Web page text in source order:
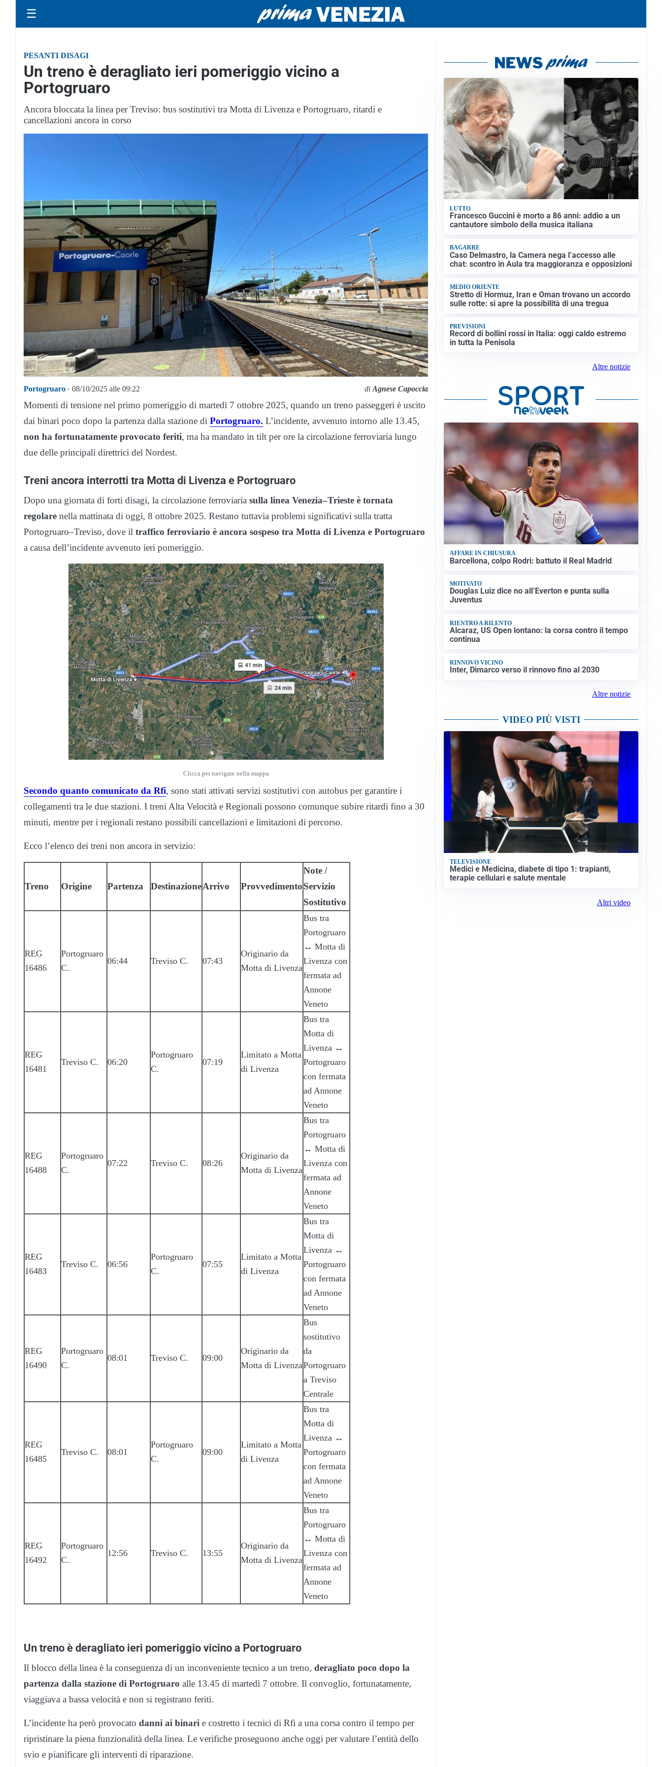
☰
PESANTI DISAGI
Un treno è deragliato ieri pomeriggio vicino a
Portogruaro
Ancora bloccata la linea per Treviso: bus sostitutivi tra Motta di Livenza e Portogruaro, ritardi e
cancellazioni ancora in corso
Portogruaro · 08/10/2025 alle 09:22 diAgnese Capoccia
Momenti di tensione nel primo pomeriggio di martedì 7 ottobre 2025, quando un treno passeggeri è uscito
dai binari poco dopo la partenza dalla stazione di Portogruaro. L’incidente, avvenuto intorno alle 13.45,
non ha fortunatamente provocato feriti, ma ha mandato in tilt per ore la circolazione ferroviaria lungo
due delle principali direttrici del Nordest.
Treni ancora interrotti tra Motta di Livenza e Portogruaro
Dopo una giornata di forti disagi, la circolazione ferroviaria sulla linea Venezia–Trieste è tornata
regolare nella mattinata di oggi, 8 ottobre 2025. Restano tuttavia problemi significativi sulla tratta
Portogruaro–Treviso, dove il traffico ferroviario è ancora sospeso tra Motta di Livenza e Portogruaro
a causa dell’incidente avvenuto ieri pomeriggio.
Clicca per navigare nella mappa
Secondo quanto comunicato da Rfi, sono stati attivati servizi sostitutivi con autobus per garantire i
collegamenti tra le due stazioni. I treni Alta Velocità e Regionali possono comunque subire ritardi fino a 30
minuti, mentre per i regionali restano possibili cancellazioni e limitazioni di percorso.
Ecco l’elenco dei treni non ancora in servizio:
Treno Origine Partenza DestinazioneArrivo Provvedimento
Note /
Servizio
Sostitutivo
REG
16486
Portogruaro
C.
06:44 Treviso C. 07:43
Originario da
Motta di Livenza
Bus tra
Portogruaro
↔ Motta di
Livenza con
fermata ad
Annone
Veneto
REG
16481
Treviso C. 06:20
Portogruaro
C.
07:19
Limitato a Motta
di Livenza
Bus tra
Motta di
Livenza ↔
Portogruaro
con fermata
ad Annone
Veneto
REG
16488
Portogruaro
C.
07:22 Treviso C. 08:26
Originario da
Motta di Livenza
Bus tra
Portogruaro
↔ Motta di
Livenza con
fermata ad
Annone
Veneto
REG
16483
Treviso C. 06:56
Portogruaro
C.
07:55
Limitato a Motta
di Livenza
Bus tra
Motta di
Livenza ↔
Portogruaro
con fermata
ad Annone
Veneto
REG
16490
Portogruaro
C.
08:01 Treviso C. 09:00
Originario da
Motta di Livenza
Bus
sostitutivo
da
Portogruaro
a Treviso
Centrale
REG
16485
Treviso C. 08:01
Portogruaro
C.
09:00
Limitato a Motta
di Livenza
Bus tra
Motta di
Livenza ↔
Portogruaro
con fermata
ad Annone
Veneto
REG
16492
Portogruaro
C.
12:56 Treviso C. 13:55
Originario da
Motta di Livenza
Bus tra
Portogruaro
↔ Motta di
Livenza con
fermata ad
Annone
Veneto
Un treno è deragliato ieri pomeriggio vicino a Portogruaro
Il blocco della linea è la conseguenza di un inconveniente tecnico a un treno, deragliato poco dopo la
partenza dalla stazione di Portogruaro alle 13.45 di martedì 7 ottobre. Il convoglio, fortunatamente,
viaggiava a bassa velocità e non si registrano feriti.
L’incidente ha però provocato danni ai binari e costretto i tecnici di Rfi a una corsa contro il tempo per
ripristinare la piena funzionalità della linea. Le verifiche proseguono anche oggi per valutare l’entità dello
svio e pianificare gli interventi di riparazione.
LUTTO
Francesco Guccini è morto a 86 anni: addio a un
cantautore simbolo della musica italiana
BAGARRE
Caso Delmastro, la Camera nega l’accesso alle
chat: scontro in Aula tra maggioranza e opposizioni
MEDIO ORIENTE
Stretto di Hormuz, Iran e Oman trovano un accordo
sulle rotte: si apre la possibilità di una tregua
PREVISIONI
Record di bollini rossi in Italia: oggi caldo estremo
in tutta la Penisola
Altre notizie
AFFARE IN CHIUSURA
Barcellona, colpo Rodri: battuto il Real Madrid
MOTIVATO
Douglas Luiz dice no all’Everton e punta sulla
Juventus
RIENTRO A RILENTO
Alcaraz, US Open lontano: la corsa contro il tempo
continua
RINNOVO VICINO
Inter, Dimarco verso il rinnovo fino al 2030
Altre notizie
VIDEO PIÙ VISTI
TELEVISIONE
Medici e Medicina, diabete di tipo 1: trapianti,
terapie cellulari e salute mentale
Altri video